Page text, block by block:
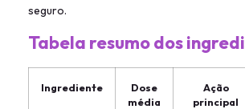
seguro.
Tabela resumo dos
Ingrediente
Dose
média
Ação
principal